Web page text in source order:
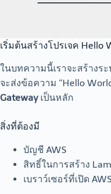
เริ่มต้นสร้างโปรเจค Hello
ในบทความนี้เราจะสร้างระ
จะส่งข้อความ “Hello
Gatewayเป็นหลัก
สิ่งที่ต้องมี
บัญชี AWS
สิทธิ์ในการสร้าง
เบราว์เซอร์ที่เปิด